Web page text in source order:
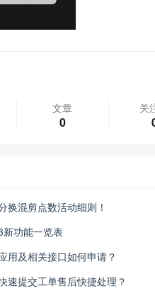
文章
0
关
换混剪点数活动细则！
功能一览表
用及相关接口如何申请？
速提交工单售后快捷处理？